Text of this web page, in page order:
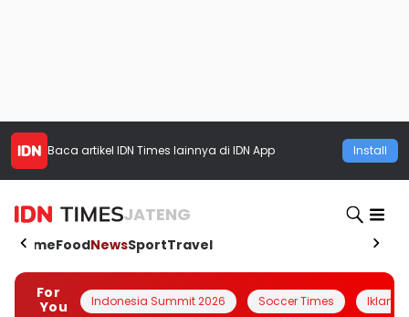
Baca artikel IDN Times lainnya di IDN App Install
JATENG
HomeFoodNewsSportTravel
For
You
Indonesia Summit 2026 Soccer Times Iklanin